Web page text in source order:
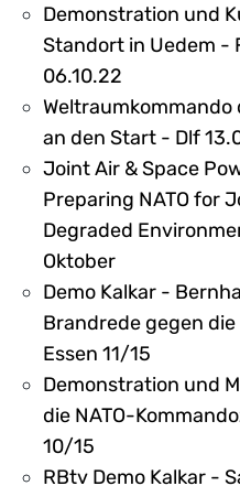
Demonstration und
Standort in Uedem -
06.10.22
an den Start - Dlf
Joint Air & Space
Preparing NATO for
Degraded
Oktober
Demo Kalkar -
Brandrede gegen
Essen 11/15
Demonstration und
die NATO-
10/15
RBtv Demo Kalkar -